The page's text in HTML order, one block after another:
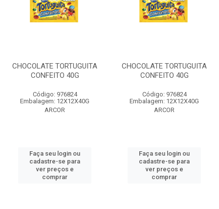
CHOCOLATE TORTUGUITA
CONFEITO 40G
Código: 976824
Embalagem: 12X12X40G
ARCOR
Faça seu login ou
cadastre-se para
ver preços e
comprar
CHOCOLATE TORTUGUITA
CONFEITO 40G
Código: 976824
Embalagem: 12X12X40G
ARCOR
Faça seu login ou
cadastre-se para
ver preços e
comprar